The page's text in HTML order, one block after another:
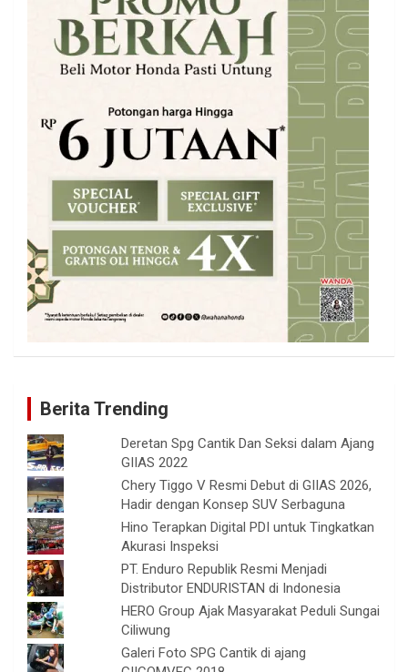
Berita Trending
Deretan Spg Cantik Dan Seksi dalam Ajang
GIIAS 2022
Chery Tiggo V Resmi Debut di GIIAS 2026,
Hadir dengan Konsep SUV Serbaguna
Hino Terapkan Digital PDI untuk Tingkatkan
Akurasi Inspeksi
PT. Enduro Republik Resmi Menjadi
Distributor ENDURISTAN di Indonesia
HERO Group Ajak Masyarakat Peduli Sungai
Ciliwung
Galeri Foto SPG Cantik di ajang